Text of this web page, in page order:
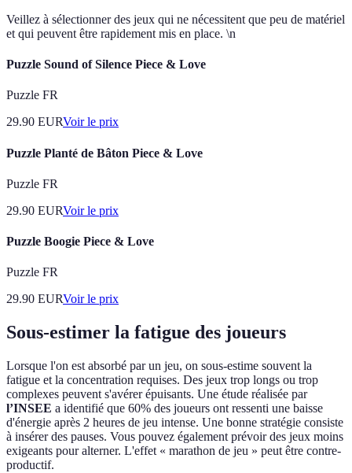
Veillez à sélectionner des jeux qui ne nécessitent que peu de matériel
et qui peuvent être rapidement mis en place. \n
Puzzle Sound of Silence Piece & Love
Puzzle FR
29.90 EURVoir le prix
Puzzle Planté de Bâton Piece & Love
Puzzle FR
29.90 EURVoir le prix
Puzzle Boogie Piece & Love
Puzzle FR
29.90 EURVoir le prix
Sous-estimer la fatigue des joueurs
Lorsque l'on est absorbé par un jeu, on sous-estime souvent la
fatigue et la concentration requises. Des jeux trop longs ou trop
complexes peuvent s'avérer épuisants. Une étude réalisée par
l’INSEE a identifié que 60% des joueurs ont ressenti une baisse
d'énergie après 2 heures de jeu intense. Une bonne stratégie consiste
à insérer des pauses. Vous pouvez également prévoir des jeux moins
exigeants pour alterner. L'effet « marathon de jeu » peut être contre-
productif.